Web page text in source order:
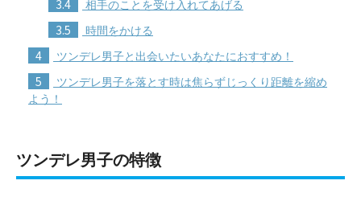
3.4 相手のことを受け入れてあげる
3.5 時間をかける
4 ツンデレ男子と出会いたいあなたにおすすめ！
5
ツンデレ男子を落とす時は焦らずじっくり距離を縮め
よう！
ツンデレ男子の特徴